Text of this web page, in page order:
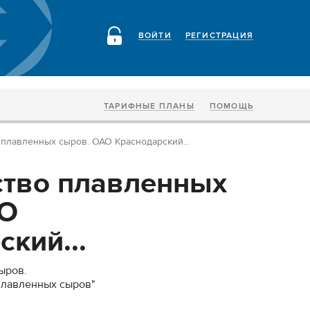
РЕГИСТРАЦИЯ
ВОЙТИ
ТАРИФНЫЕ ПЛАНЫ ПОМОЩЬ
сыров. ОАО Краснодарский...
плавленных
сыров"